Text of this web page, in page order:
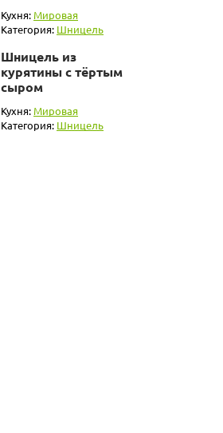
Кухня: Мировая
Категория: Шницель
Шницель из
курятины с тёртым
сыром
Кухня: Мировая
Категория: Шницель